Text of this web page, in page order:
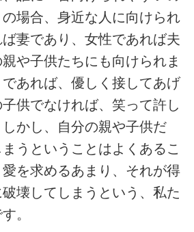
場合、身近な人に向けられ
妻であり、女性であれば夫
や子供たちにも向けられま
あれば、優しく接してあげ
供でなければ、笑って許し
かし、自分の親や子供だ
うということはよくあるこ
を求めるあまり、それが得
壊してしまうという、私た
。